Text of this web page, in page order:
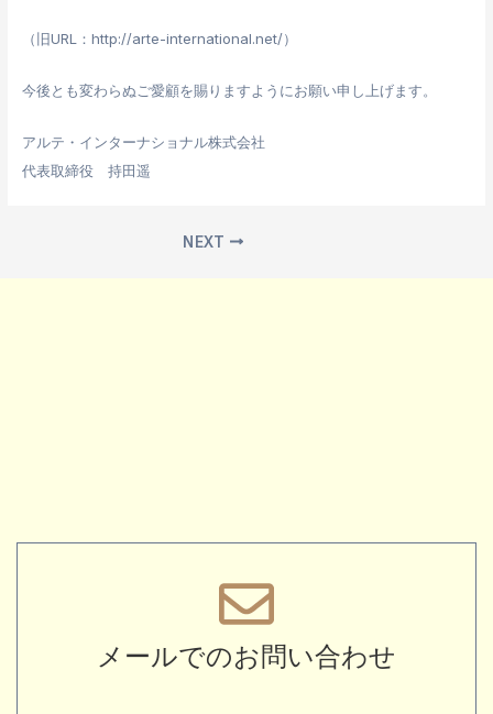
（旧URL：http://arte-international.net/）
今後とも変わらぬご愛顧を賜りますようにお願い申し上げます。
アルテ・インターナショナル株式会社
代表取締役 持田遥
NEXT
メールでのお問い合わせ